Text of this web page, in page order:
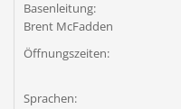
Basenleitung:
Brent McFadden
Öffnungszeiten:
Sprachen: